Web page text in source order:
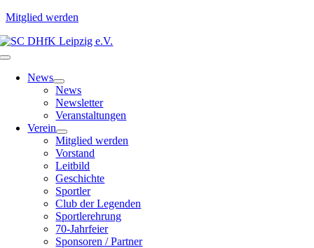
Mitglied werden
Zum
Inhalt
Toggle
NavigationNews
News
Newsletter
Veranstaltungen
Verein
Mitglied werden
Vorstand
Leitbild
Geschichte
Sportler
Club der Legenden
Sportlerehrung
70-Jahrfeier
Sponsoren / Partner